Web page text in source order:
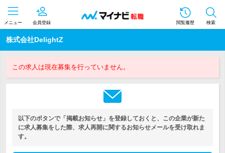
メニュー 会員登録 閲覧履歴 検索
株式会社DelightZ
この求人は現在募集を行っていません。
以下のボタンで「掲載お知らせ」を登録しておくと、この企業が新た
に求人募集をした際、求人再開に関するお知らせメールを受け取れま
す。